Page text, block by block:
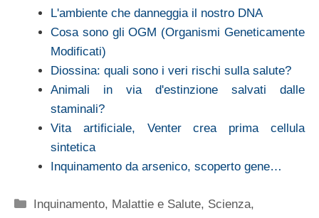
L'ambiente che danneggia il nostro DNA
Cosa sono gli OGM (Organismi Geneticamente
Modificati)
Diossina: quali sono i veri rischi sulla salute?
Animali in via d'estinzione salvati dalle
staminali?
Vita artificiale, Venter crea prima cellula
sintetica
Inquinamento da arsenico, scoperto gene…
Categorie
Inquinamento, Malattie e Salute, Scienza,